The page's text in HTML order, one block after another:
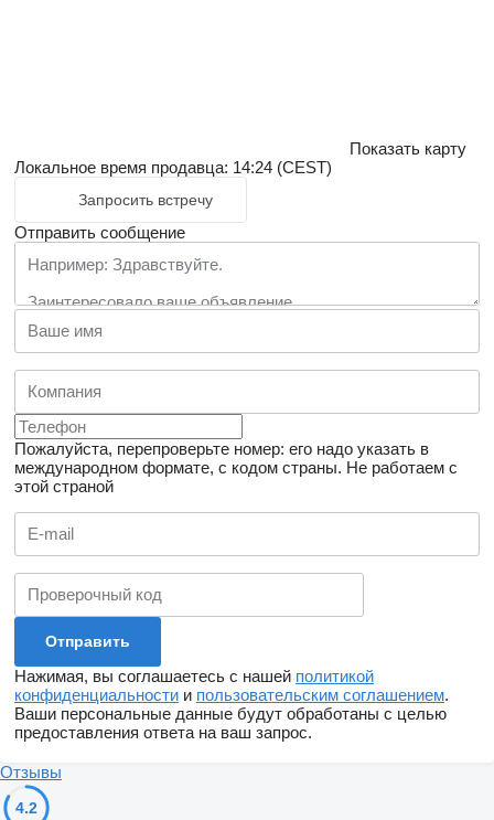
Показать карту
Локальное время продавца: 14:24 (CEST)
Запросить встречу
Отправить сообщение
Пожалуйста, перепроверьте номер: его надо указать в
международном формате, с кодом страны. Не работаем с
этой страной
Нажимая, вы соглашаетесь с нашей политикой
конфиденциальности и пользовательским соглашением.
Ваши персональные данные будут обработаны с целью
предоставления ответа на ваш запрос.
Отзывы
4.2